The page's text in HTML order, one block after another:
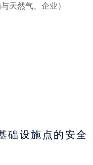
天然气、企业）
础设施点的安全